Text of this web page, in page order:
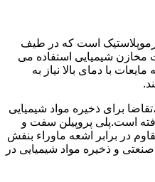
است که در طیف
مخازن شیمیایی استفاده می
با دمای بالا نیاز به
برای ذخیره مواد شیمیایی
است.پلی پروپیلن سفت و
در برابر اشعه ماوراء بنفش
و ذخیره مواد شیمیایی در